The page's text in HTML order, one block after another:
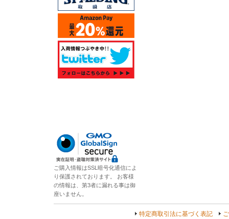
ご購入情報はSSL暗号化通信によ
り保護されております。 お客様
の情報は、第3者に漏れる事は御
座いません。
特定商取引法に基づく表記